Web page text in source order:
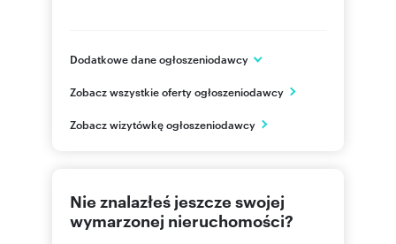
Dodatkowe dane ogłoszeniodawcy
ul. Jerozolimska 2 / LU1
małopolskie
603 22 Pokaż telefon
Zobacz wszystkie oferty ogłoszeniodawcy
Zobacz wizytówkę ogłoszeniodawcy
Nie znalazłeś jeszcze swojej
wymarzonej nieruchomości?